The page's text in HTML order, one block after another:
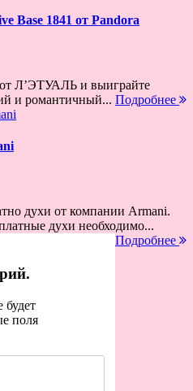
Base 1841 от Pandora
Л’ЭТУАЛЬ и выиграйте
и романтичный... Подробнее
духи от компании Armani.
духи необходимо...
Подробнее
будет
поля